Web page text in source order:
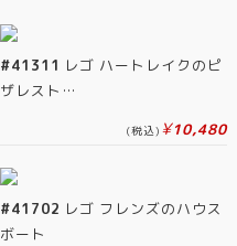
#41311 レゴ ハートレイクのピ
ザレスト…
(税込) ¥10,480
#41702 レゴ フレンズのハウス
ボート